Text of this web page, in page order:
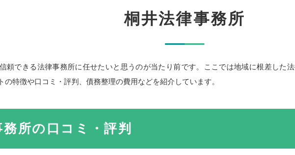
桐井法律事務所
頼できる法律事務所に任せたいと思うのが当たり前です。ここでは地域に根差した
の特徴や口コミ・評判、債務整理の費用などを紹介しています。
所の口コミ・評判